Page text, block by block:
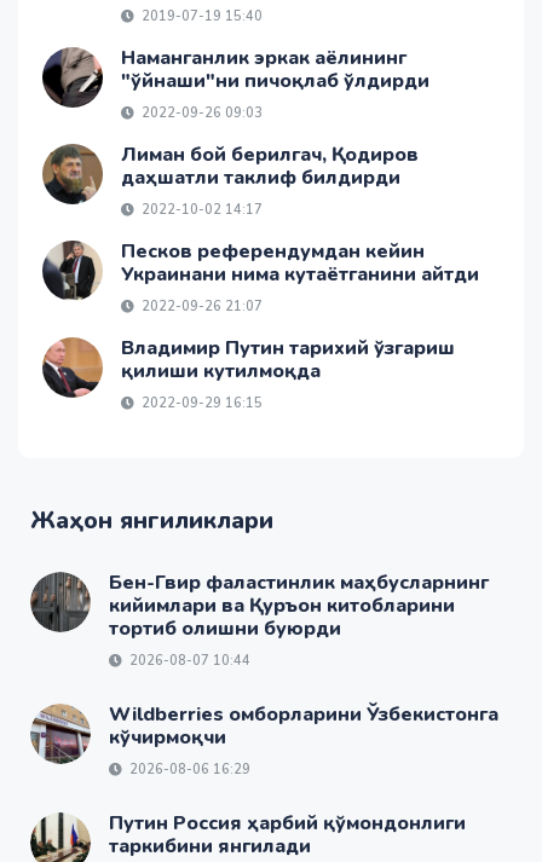
2019-07-19 15:40
Наманганлик эркак аёлининг
"ўйнаши"ни пичоқлаб ўлдирди
2022-09-26 09:03
Лиман бой берилгач, Қодиров
даҳшатли таклиф билдирди
2022-10-02 14:17
Песков референдумдан кейин
Украинани нима кутаётганини айтди
2022-09-26 21:07
Владимир Путин тарихий ўзгариш
қилиши кутилмоқда
2022-09-29 16:15
Жаҳон янгиликлари
Бен-Гвир фаластинлик маҳбусларнинг
кийимлари ва Қуръон китобларини
тортиб олишни буюрди
2026-08-07 10:44
Wildberries омборларини Ўзбекистонга
кўчирмоқчи
2026-08-06 16:29
Путин Россия ҳарбий қўмондонлиги
таркибини янгилади